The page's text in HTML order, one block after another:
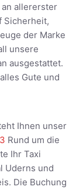
allererster
Sicherheit,
der Marke
unsere
ausgestattet.
Gute und
Ihnen unser
Rund um die
Ihr Taxi
Uderns und
Die Buchung